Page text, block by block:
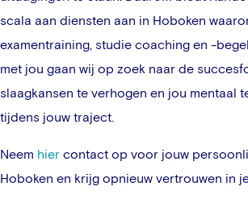
scala aan diensten aan in Hoboken
examentraining, studie coaching en -
met jou gaan wij op zoek naar de
slaagkansen te verhogen en jou mentaal
tijdens jouw traject.
Neem hier contact op voor jouw
Hoboken en krijg opnieuw vertrouwen in